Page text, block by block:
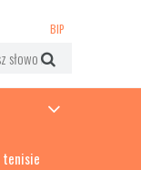
BIP
tenisie